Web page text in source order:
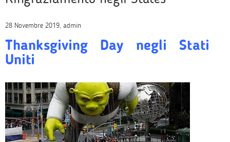
28 Novembre 2019, admin
Thanksgiving Day negli Stati
Uniti